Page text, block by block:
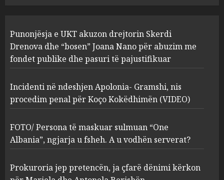
2
Apolonia- Gramshi, nis
procedim penal për Koço
Kokëdhimën (VIDEO)
MARCH 27, 2025
3
FOTO/ Persona të maskuar
sulmuan “One Albania”,
ngjarja u fsheh. A u vodhën
serverat?
MARCH 25, 2025
Punonjësja e UKT akuzon drejtorin Skerdi
Drenova dhe “bosen” Joana Nano për abuzim me
fondet publike dhe pasuri të pajustifikuar
Incidenti në ndeshjen Apolonia- Gramshi, nis
procedim penal për Koço Kokëdhimën (VIDEO)
FOTO/ Persona të maskuar sulmuan “One
Albania”, ngjarja u fsheh. A u vodhën serverat?
Prokuroria jep pretencën, ja çfarë dënimi kërkon